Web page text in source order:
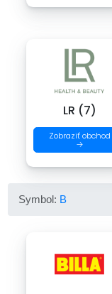
LR (7)
Zobraziť obchod
→
Symbol: B